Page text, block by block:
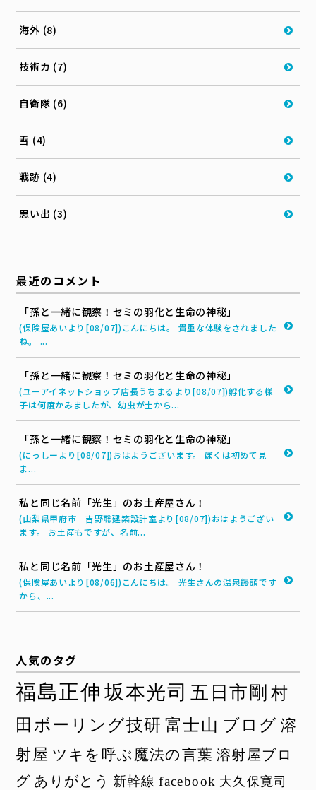
海外 (8)
技術カ (7)
自衛隊 (6)
雪 (4)
戦跡 (4)
思い出 (3)
最近のコメント
「孫と一緒に観察！セミの羽化と生命の神秘」
(保険屋あいより[08/07])こんにちは。 貴重な体験をされました
ね。 ...
「孫と一緒に観察！セミの羽化と生命の神秘」
(ユーアイネットショップ店長うちまるより[08/07])孵化する様
子は何度かみましたが、幼虫が土から...
「孫と一緒に観察！セミの羽化と生命の神秘」
(にっしーより[08/07])おはようございます。 ぼくは初めて見
ま...
私と同じ名前「光生」のお土産屋さん！
(山梨県甲府市 吉野聡建築設計室より[08/07])おはようござい
ます。 お土産もですが、名前...
私と同じ名前「光生」のお土産屋さん！
(保険屋あいより[08/06])こんにちは。 光生さんの温泉饅頭です
から、...
人気のタグ
福島正伸 坂本光司 五日市剛 村
田ボーリング技研 富士山 ブログ 溶
射屋 ツキを呼ぶ魔法の言葉 溶射屋ブロ
グ ありがとう 新幹線 facebook 大久保寛司